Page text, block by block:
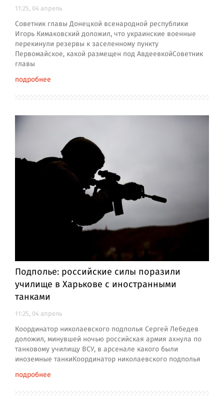
11:25, 04 апрель
Советник главы Донецкой всенародной республики
Игорь Кимаковский доложил, что украинские военные
перекинули резервы к заселенному пункту
Первомайское, какой размещен под АвдеевкойСоветник
главы
подробнее
Подполье: российские силы поразили
училище в Харькове с иностранными
танками
11:25, 04 апрель
Координатор николаевского подполья Сергей Лебедев
доложил, минувшей ночью российская армия ахнула по
танковому училищу ВСУ, в арсенале какого были
иноземные танкиКоординатор николаевского подполья
подробнее